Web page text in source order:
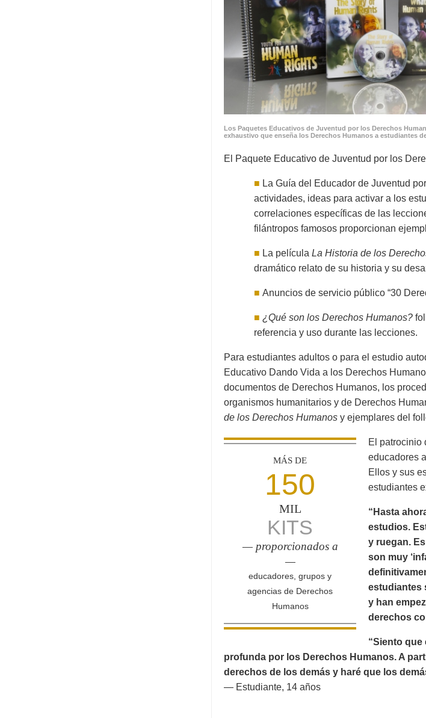
Los Paquetes Educativos de Juventud por los Derechos
exhaustivo que enseña los Derechos Humanos a estudiantes
El Paquete Educativo de Juventud por los
■ La Guía del Educador de Juventud
actividades, ideas para activar a los
correlaciones específicas de las
filántropos famosos proporcionan
■ La película La Historia de los
dramático relato de su historia y su
■ Anuncios de servicio público “30
■ ¿Qué son los Derechos Humanos?
referencia y uso durante las lecciones.
Para estudiantes adultos o para el estudio
Educativo Dando Vida a los Derechos
documentos de Derechos Humanos, los
organismos humanitarios y de Derechos
de los Derechos Humanos y ejemplares del
MÁS DE
150
MIL
KITS
— proporcionados a
—
educadores, grupos y
agencias de Derechos
Humanos
El patrocinio
educadores
Ellos y sus
estudiantes
“Hasta
estudios.
y ruegan.
son muy
estudiantes
y han
derechos
“Siento
profunda por los Derechos Humanos. A
derechos de los demás y haré que los
— Estudiante, 14 años